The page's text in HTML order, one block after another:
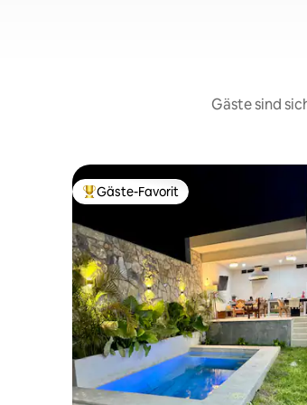
Gäste sind
Beliebter Gäste-Favorit.
Gäste-Favorit